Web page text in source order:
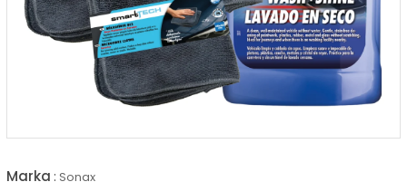
Marka : Sonax